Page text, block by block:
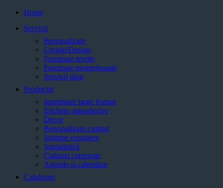
Home
Servicii
Personalizare
Creație/Design
Furnizare textile
Furnizare promoționale
Servicii tipar
Producție
Imprimare large format
Etichete autoadezive
Decor
Personalizare cutting
Sisteme expunere
Signalistică
Cadouri corporate
Agende si calendare
Cataloage